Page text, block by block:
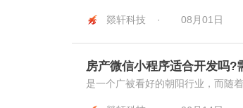
燚轩科技 · 08月01日
房产微信小程序适合开发吗?
是一个广被看好的朝阳行业，而随